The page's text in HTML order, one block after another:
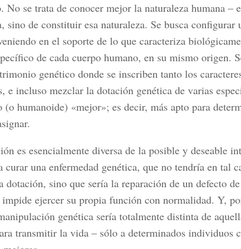
No se trata de conocer mejor la naturaleza humana –
sino de constituir esa naturaleza. Se busca configurar
en el soporte de lo que caracteriza
de cada cuerpo humano, en su mismo origen.
genético donde se inscriben tanto los
e incluso mezclar la dotación genética de varias
(o humanoide) «mejor»; es decir, más apto para
es esencialmente diversa de la posible y deseable
curar una enfermedad genética, que no tendría en tal
dotación, sino que sería la reparación de un defecto
ejercer su propia función con normalidad. Y,
genética sería totalmente distinta de
transmitir la vida – sólo a determinados individuos